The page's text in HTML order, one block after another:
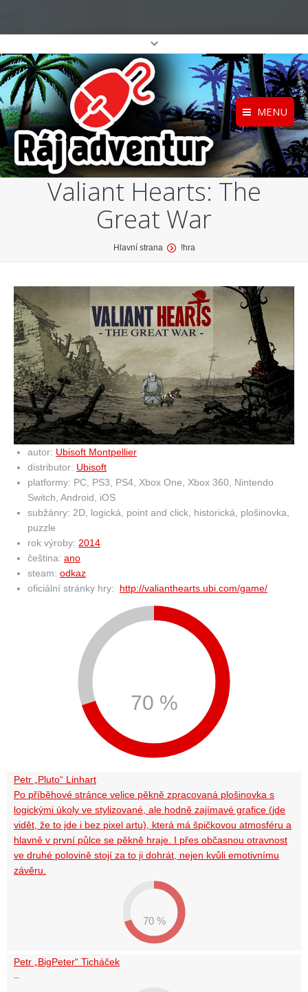
MENU
Registrace
Přihlášení
Home
O projektu
Katalog her
Valiant Hearts: The
Great War
Hlavní strana !hra
autor: Ubisoft Montpellier
distributor: Ubisoft
platformy: PC, PS3, PS4, Xbox One, Xbox 360, Nintendo
Switch, Android, iOS
subžánry: 2D, logická, point and click, historická, plošinovka,
puzzle
rok výroby: 2014
čeština: ano
steam: odkaz
oficiální stránky hry: http://valianthearts.ubi.com/game/
70 %
Petr „Pluto“ Linhart
Po příběhové stránce velice pěkně zpracovaná plošinovka s
logickými úkoly ve stylizované, ale hodně zajímavé grafice (jde
vidět, že to jde i bez pixel artu), která má špičkovou atmosféru a
hlavně v první půlce se pěkně hraje. I přes občasnou otravnost
ve druhé polovině stojí za to ji dohrát, nejen kvůli emotivnímu
závěru.
70 %
Petr „BigPeter“ Ticháček
–